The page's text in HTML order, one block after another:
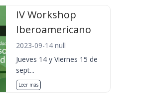
IV Workshop
Iberoamericano
2023-09-14 null
Jueves 14 y Viernes 15 de
sept...
Leer más